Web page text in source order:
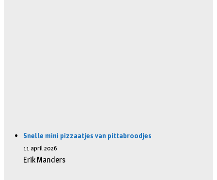
Snelle mini pizzaatjes van pittabroodjes
11 april 2026
Erik Manders